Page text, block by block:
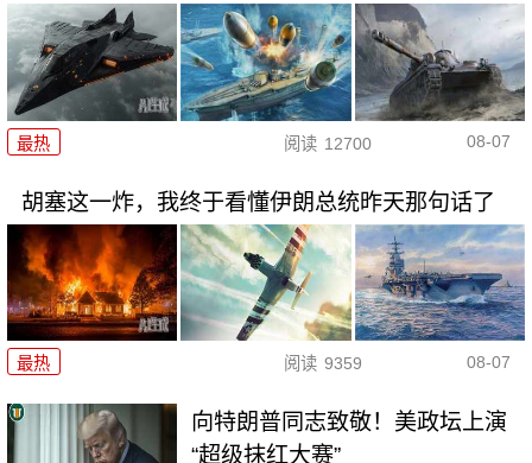
最热 阅读 12700 08-07
胡塞这一炸，我终于看懂伊朗总统昨天那句话了
最热 阅读 9359 08-07
向特朗普同志致敬！美政坛上演
“超级抹红大赛”